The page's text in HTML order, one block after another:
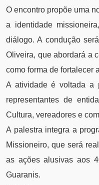
O encontro propõe uma
a identidade
diálogo. A condução
Oliveira, que abordará a
como forma de fortalecer
A atividade é voltada a
representantes de
Cultura, vereadores e
A palestra integra a
Missioneiro, que será
as ações alusivas aos
Guaranis.